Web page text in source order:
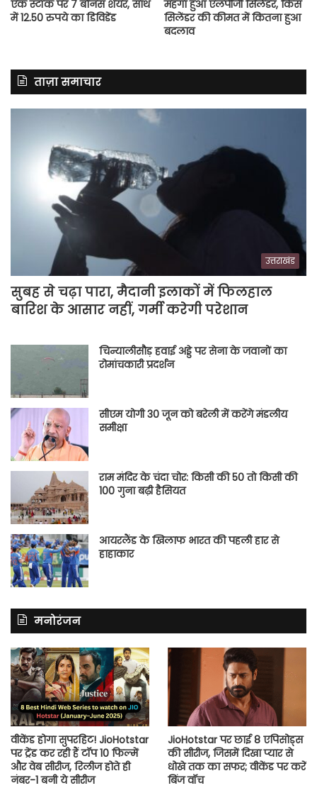
एक स्टॉक पर 7 बोनस शेयर, साथ
में 12.50 रुपये का डिविडेंड
महंगा हुआ एलपीजी सिलेंडर, किस
सिलेंडर की कीमत में कितना हुआ
बदलाव
ताज़ा समाचार
उत्तराखंड
सुबह से चढ़ा पारा, मैदानी इलाकों में फिलहाल
बारिश के आसार नहीं, गर्मी करेगी परेशान
चिन्यालीसौड़ हवाई अड्डे पर सेना के जवानों का
रोमांचकारी प्रदर्शन
सीएम योगी 30 जून को बरेली में करेंगे मंडलीय
समीक्षा
राम मंदिर के चंदा चोर: किसी की 50 तो किसी की
100 गुना बढ़ी हैसियत
आयरलैंड के खिलाफ भारत की पहली हार से
हाहाकार
मनोरंजन
वीकेंड होगा सुपरहिट! JioHotstar
पर ट्रेंड कर रही हैं टॉप 10 फिल्में
और वेब सीरीज, रिलीज होते ही
नंबर-1 बनी ये सीरीज
JioHotstar पर छाई 8 एपिसोड्स
की सीरीज, जिसमें दिखा प्यार से
धोखे तक का सफर; वीकेंड पर करें
बिंज वॉच